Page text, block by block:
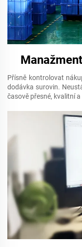
Přísně kontrolovat
dodávka surovin.
časově přesné, kvalitní